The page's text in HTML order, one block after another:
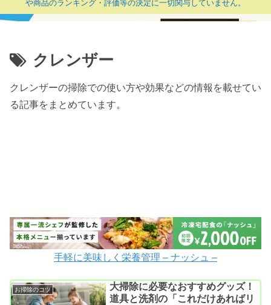
や商品のランキング・評価等の決定に一切関与していません。
クレンザー
クレンザーの掃除での使い方や効果などの情報を載せてい
る記事をまとめています。
手軽に美味しく栄養管理 – ナッシュ –
お掃除のコツ
大掃除に必要なおすすめグッズ！
道具と洗剤の「これだけあればリ